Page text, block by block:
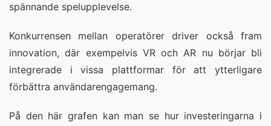
spännande spelupplevelse.
Konkurrensen mellan operatörer driver också fram
innovation, där exempelvis VR och AR nu börjar bli
integrerade i vissa plattformar för att ytterligare
förbättra användarengagemang.
På den här grafen kan man se hur investeringarna i